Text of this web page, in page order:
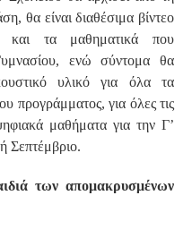
θα είναι διαθέσιμα βίντεο
και τα μαθηματικά που
ενώ σύντομα θα
υλικό για όλα τα
προγράμματος, για όλες τις
μαθήματα για την Γ’
Σεπτέμβριο.
των απομακρυσμένων